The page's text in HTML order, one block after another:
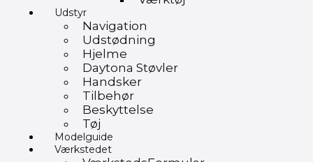
Udstyr
Navigation
Udstødning
Hjelme
Daytona Støvler
Handsker
Tilbehør
Beskyttelse
Tøj
Modelguide
Værkstedet